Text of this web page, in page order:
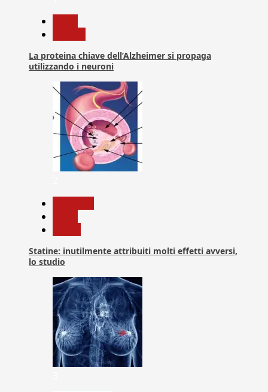
La proteina chiave dell’Alzheimer si propaga
utilizzando i neuroni
Statine: inutilmente attribuiti molti effetti avversi,
lo studio